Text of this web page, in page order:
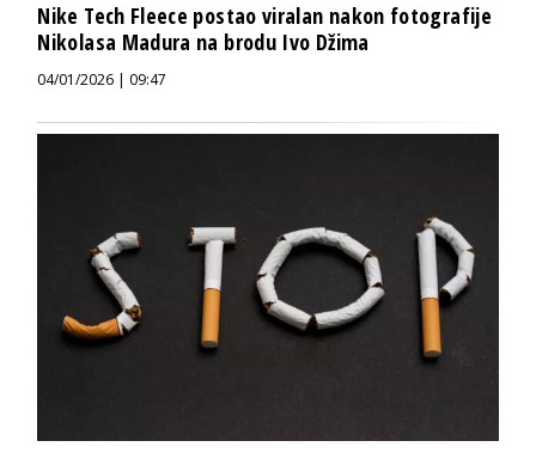
Nike Tech Fleece postao viralan nakon fotografije
Nikolasa Madura na brodu Ivo Džima
04/01/2026 | 09:47